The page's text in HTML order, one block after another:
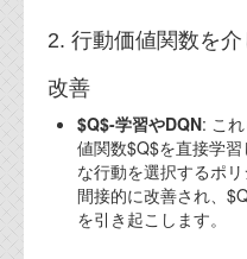
資料閲覧パスワードを
ログインをお願い致し
名は"opendocument"
機能安全用語集
設計用語集
オンラインショップ
2. 行動価値関数を
改善
$Q$-学習やDQN: こ
値関数$Q$を直接学
な行動を選択するポ
間接的に改善され、
を引き起こします。